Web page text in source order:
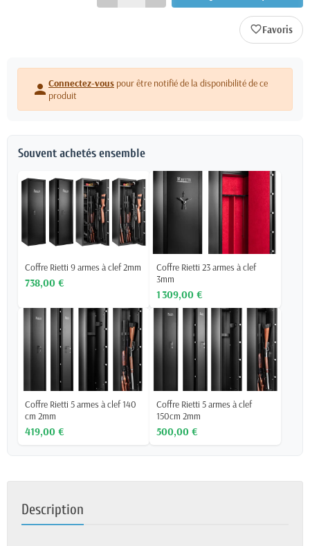
favorite_border
person Connectez-vous pour être notifié de la disponibilité de ce
produit
Souvent achetés ensemble
Coffre Rietti 9 armes à clef 2mm
738,00 €
Coffre Rietti 23 armes à clef
3mm
1 309,00 €
Coffre Rietti 5 armes à clef 140
cm 2mm
419,00 €
Coffre Rietti 5 armes à clef
150cm 2mm
500,00 €
Description